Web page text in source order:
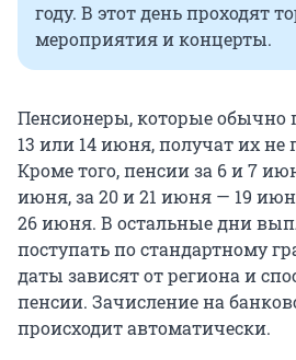
году. В этот день проходят
мероприятия и концерты.
Пенсионеры, которые обычно
13 или 14 июня, получат их не
Кроме того, пенсии за 6 и 7
июня, за 20 и 21 июня — 19
26 июня. В остальные дни
поступать по стандартному
даты зависят от региона и
пенсии. Зачисление на
происходит автоматически.